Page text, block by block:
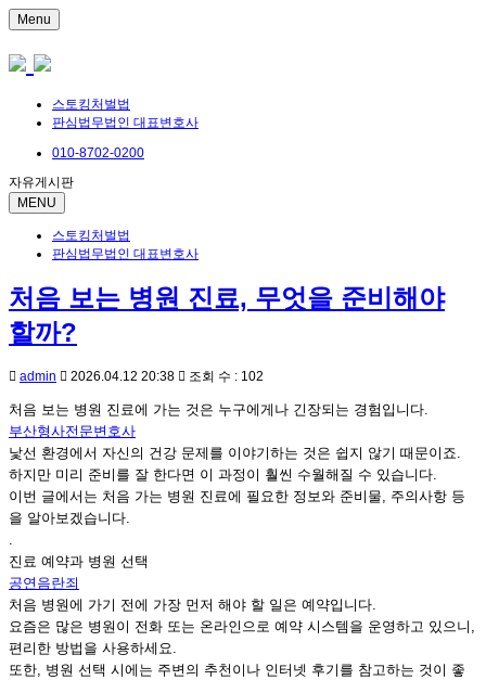
Menu
스토킹처벌법
판심법무법인 대표변호사
010-8702-0200
자유게시판
MENU
스토킹처벌법
판심법무법인 대표변호사
처음 보는 병원 진료, 무엇을 준비해야
할까?
admin 2026.04.12 20:38 조회 수 : 102
처음 보는 병원 진료에 가는 것은 누구에게나 긴장되는 경험입니다.
부산형사전문변호사
낯선 환경에서 자신의 건강 문제를 이야기하는 것은 쉽지 않기 때문이죠.
하지만 미리 준비를 잘 한다면 이 과정이 훨씬 수월해질 수 있습니다.
이번 글에서는 처음 가는 병원 진료에 필요한 정보와 준비물, 주의사항 등
을 알아보겠습니다.
.
진료 예약과 병원 선택
공연음란죄
처음 병원에 가기 전에 가장 먼저 해야 할 일은 예약입니다.
요즘은 많은 병원이 전화 또는 온라인으로 예약 시스템을 운영하고 있으니,
편리한 방법을 사용하세요.
또한, 병원 선택 시에는 주변의 추천이나 인터넷 후기를 참고하는 것이 좋